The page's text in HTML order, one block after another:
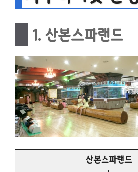
1. 산본스파랜드
산본스파랜드